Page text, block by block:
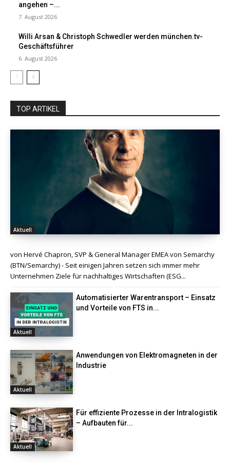
angehen –...
7. August 2026
Willi Arsan & Christoph Schwedler werden münchen.tv-
Geschäftsführer
6. August 2026
TOP ARTIKEL
Aktuell
von Hervé Chapron, SVP & General Manager EMEA von Semarchy
(BTN/Semarchy) - Seit einigen Jahren setzen sich immer mehr
Unternehmen Ziele für nachhaltiges Wirtschaften (ESG...
Aktuell
Automatisierter Warentransport – Einsatz
und Vorteile von FTS in...
Aktuell
Anwendungen von Elektromagneten in der
Industrie
Aktuell
Für effiziente Prozesse in der Intralogistik
– Aufbauten für...